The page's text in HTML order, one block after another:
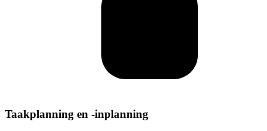
Taakplanning en -inplanning